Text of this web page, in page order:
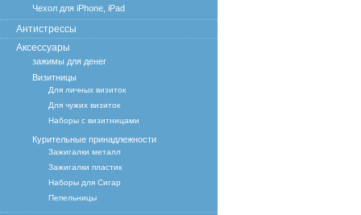
Чехол для iPhone, iPad
Антистрессы
Аксессуары
зажимы для денег
Визитницы
Для личных визиток
Для чужих визиток
Наборы с визитницами
Курительные принадлежности
Зажигалки металл
Зажигалки пластик
Наборы для Сигар
Пепельницы